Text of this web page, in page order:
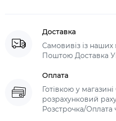
Доставка
Самовивіз із
Поштою Доставка
Оплата
Готівкою у
розрахунковий
Розстрочка/Оплата